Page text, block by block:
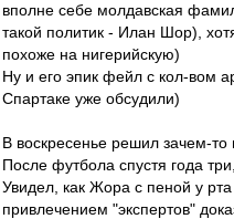
вполне себе молдавская
такой политик - Илан Шор),
похоже на нигерийскую)
Ну и его эпик фейл с кол-вом
Спартаке уже обсудили)
В воскресенье решил зачем-то
После футбола спустя года
Увидел, как Жора с пеной у рта
привлечением "экспертов"